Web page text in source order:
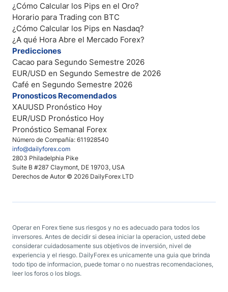
Número de Compañía: 611928540
info@dailyforex.com
2803 Philadelphia Pike
Suite B #287 Claymont, DE 19703, USA
Derechos de Autor © 2026 DailyForex LTD
¿Cómo Calcular los Pips en el Oro?
Horario para Trading con BTC
¿Cómo Calcular los Pips en Nasdaq?
¿A qué Hora Abre el Mercado Forex?
Predicciones
Cacao para Segundo Semestre 2026
EUR/USD en Segundo Semestre de 2026
Café en Segundo Semestre 2026
Pronosticos Recomendados
XAUUSD Pronóstico Hoy
EUR/USD Pronóstico Hoy
Pronóstico Semanal Forex
Operar en Forex tiene sus riesgos y no es adecuado para todos los
inversores. Antes de decidir si desea iniciar la operacion, usted debe
considerar cuidadosamente sus objetivos de inversión, nivel de
experiencia y el riesgo. DailyForex es unicamente una guia que brinda
todo tipo de informacion, puede tomar o no nuestras recomendaciones,
leer los foros o los blogs.